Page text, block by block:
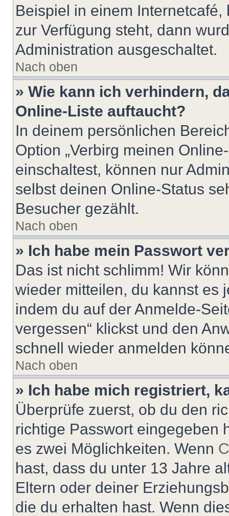
Beispiel in einem
zur Verfügung steht, dann
Administration ausgeschaltet.
Nach oben
» Wie kann ich verhindern,
Online-Liste auftaucht?
In deinem persönlichen
Option „Verbirg meinen
einschaltest, können nur
selbst deinen Online-Status
Besucher gezählt.
Nach oben
» Ich habe mein Passwort
Das ist nicht schlimm! Wir
wieder mitteilen, du kannst es
indem du auf der Anmelde-
vergessen“ klickst und den
schnell wieder anmelden
Nach oben
» Ich habe mich registriert,
Überprüfe zuerst, ob du den
richtige Passwort eingegeben
es zwei Möglichkeiten. Wenn
hast, dass du unter 13 Jahre
Eltern oder deiner
die du erhalten hast. Wenn